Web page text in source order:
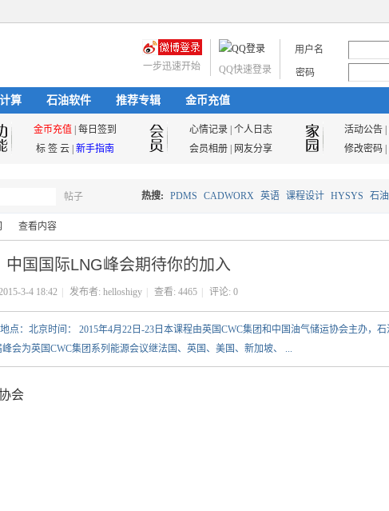
用户名
密码
QQ快速登录
一步迅速开始
算 石油软件 推荐专辑 金币充值
金币充值 每日签到 心情记录 个人日志 活动公告|
标 签 云 新手指南 会员相册 网友分享 修改密码|
帖子
索
热搜: PDMS CADWORX 英语 课程设计 HYSYS 石
›
查看内容
中国国际LNG峰会期待你的加入
3-4 18:42 发布者: helloshigy 查看: 4465 评论: 0
点：北京时间： 2015年4月22日-23日本课程由英国CWC集团和中国油气储运协会主办，石
会为英国CWC集团系列能源会议继法国、英国、美国、新加坡、 ...
会